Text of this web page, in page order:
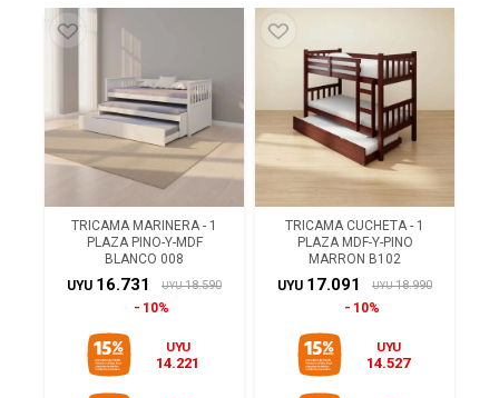
TRICAMA MARINERA - 1
PLAZA PINO-Y-MDF
BLANCO 008
UYU 16.731 UYU 18.590
10%
UYU
14.221
TRICAMA CUCHETA - 1
PLAZA MDF-Y-PINO
MARRON B102
UYU 17.091 UYU 18.990
10%
UYU
14.527